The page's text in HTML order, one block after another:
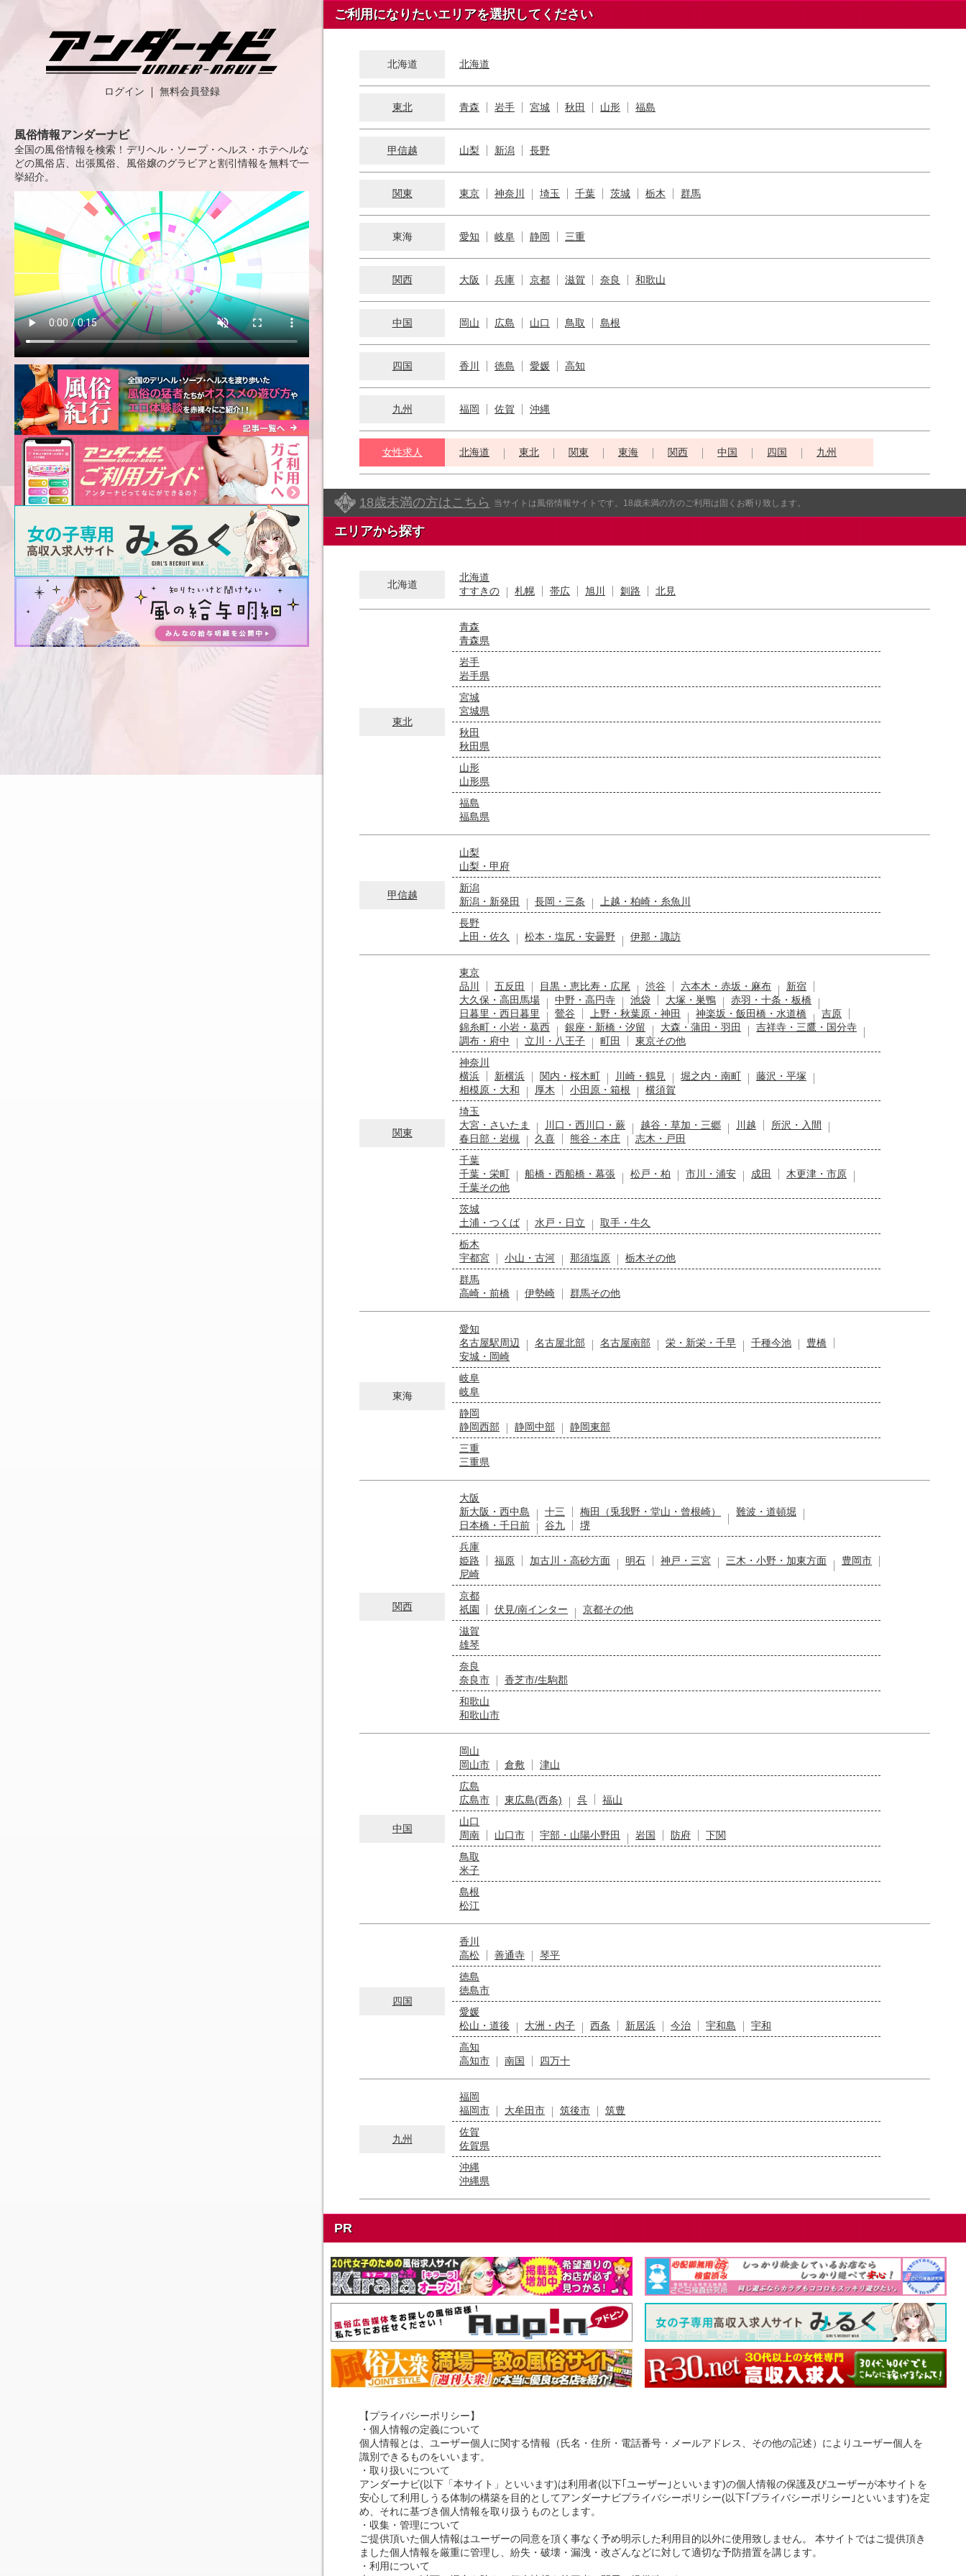
ログイン 無料会員登録
風俗情報アンダーナビ
全国の風俗情報を検索！デリヘル・ソープ・ヘルス・ホテヘルな
どの風俗店、出張風俗、風俗嬢のグラビアと割引情報を無料で一
挙紹介。
ご利用になりたいエリアを選択してください
北海道 北海道
東北 青森 岩手 宮城 秋田 山形 福島
甲信越 山梨 新潟 長野
関東 東京 神奈川 埼玉 千葉 茨城 栃木 群馬
東海 愛知 岐阜 静岡 三重
関西 大阪 兵庫 京都 滋賀 奈良 和歌山
中国 岡山 広島 山口 鳥取 島根
四国 香川 徳島 愛媛 高知
九州 福岡 佐賀 沖縄
女性求人 北海道 東北 関東 東海 関西 中国 四国 九州
18歳未満の方はこちら 当サイトは風俗情報サイトです。18歳未満の方のご利用は固くお断り致します。
エリアから探す
北海道
北海道
すすきの
札幌 帯広 旭川 釧路 北見
東北
青森
青森県
岩手
岩手県
宮城
宮城県
秋田
秋田県
山形
山形県
福島
福島県
甲信越
山梨
山梨・甲府
新潟
新潟・新発田
長岡・三条
上越・柏崎・糸魚川
長野
上田・佐久
松本・塩尻・安曇野 伊那・諏訪
関東
東京
品川
五反田 目黒・恵比寿・広尾 渋谷 六本木・赤坂・麻布
新宿
大久保・高田馬場
中野・高円寺 池袋 大塚・巣鴨
赤羽・十条・板橋
日暮里・西日暮里
鶯谷 上野・秋葉原・神田 神楽坂・飯田橋・水道橋
吉原
錦糸町・小岩・葛西
銀座・新橋・汐留 大森・蒲田・羽田
吉祥寺・三鷹・国分寺
調布・府中
立川・八王子 町田
東京その他
神奈川
横浜
新横浜 関内・桜木町 川崎・鶴見 堀之内・南町
藤沢・平塚
相模原・大和
厚木 小田原・箱根
横須賀
埼玉
大宮・さいたま
川口・西川口・蕨 越谷・草加・三郷 川越
所沢・入間
春日部・岩槻
久喜 熊谷・本庄
志木・戸田
千葉
千葉・栄町
船橋・西船橋・幕張 松戸・柏 市川・浦安 成田
木更津・市原
千葉その他
茨城
土浦・つくば
水戸・日立
取手・牛久
栃木
宇都宮
小山・古河 那須塩原
栃木その他
群馬
高崎・前橋
伊勢崎 群馬その他
東海
愛知
名古屋駅周辺
名古屋北部 名古屋南部 栄・新栄・千早 千種今池
豊橋
安城・岡崎
岐阜
岐阜
静岡
静岡西部
静岡中部
静岡東部
三重
三重県
関西
大阪
新大阪・西中島
十三 梅田（兎我野・堂山・曾根崎）
難波・道頓堀
日本橋・千日前
谷九
堺
兵庫
姫路
福原 加古川・高砂方面 明石 神戸・三宮 三木・小野・加東方面
豊岡市
尼崎
京都
祇園
伏見/南インター
京都その他
滋賀
雄琴
奈良
奈良市
香芝市/生駒郡
和歌山
和歌山市
中国
岡山
岡山市
倉敷
津山
広島
広島市
東広島(西条) 呉
福山
山口
周南
山口市 宇部・山陽小野田 岩国 防府
下関
鳥取
米子
島根
松江
四国
香川
高松
善通寺
琴平
徳島
徳島市
愛媛
松山・道後
大洲・内子 西条 新居浜 今治 宇和島
宇和
高知
高知市
南国 四万十
九州
福岡
福岡市
大牟田市 筑後市
筑豊
佐賀
佐賀県
沖縄
沖縄県
PR
【プライバシーポリシー】
・個人情報の定義について
個人情報とは、ユーザー個人に関する情報（氏名・住所・電話番号・メールアドレス、その他の記述）によりユーザー個人を
識別できるものをいいます。
・取り扱いについて
アンダーナビ(以下「本サイト」といいます)は利用者(以下｢ユーザー｣といいます)の個人情報の保護及びユーザーが本サイトを
安心して利用しうる体制の構築を目的としてアンダーナビプライバシーポリシー(以下｢プライバシーポリシー｣といいます)を定
め、それに基づき個人情報を取り扱うものとします。
・収集・管理について
ご提供頂いた個人情報はユーザーの同意を頂く事なく予め明示した利用目的以外に使用致しません。 本サイトではご提供頂き
ました個人情報を厳重に管理し、紛失・破壊・漏洩・改ざんなどに対して適切な予防措置を講じます。
・利用について